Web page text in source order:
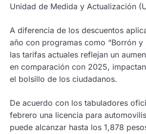
Unidad de Medida y Actualización
A diferencia de los descuentos
año con programas como “Borrón y
las tarifas actuales reflejan un
en comparación con 2025,
el bolsillo de los ciudadanos.
De acuerdo con los tabuladores
febrero una licencia para
puede alcanzar hasta los 1,878